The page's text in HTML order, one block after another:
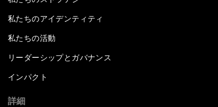
私たちのアイデンティティ
私たちの活動
リーダーシップとガバナンス
インパクト
詳細